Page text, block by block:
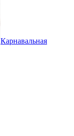
Карнавальная